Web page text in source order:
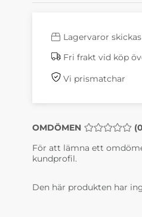
Lagervaror
Fri frakt vid köp
Vi prismatchar
OMDÖMEN (0
För att lämna ett
kundprofil.
Den här produkten har